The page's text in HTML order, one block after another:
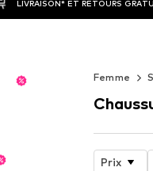
LIVRAISON* ET RETOURS
Femme
Prix